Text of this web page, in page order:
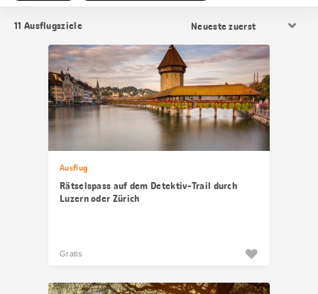
11 Ausflugsziele
Sortierung
Ausflug
Rätselspass auf dem Detektiv-Trail durch
Luzern oder Zürich
Gratis